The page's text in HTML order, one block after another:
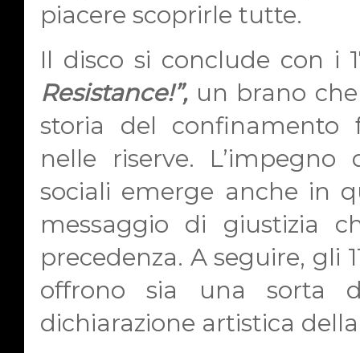
piacere scoprirle tutte.
Il disco si conclude con i
Resistance!”,un brano che
storia del confinamento
nelle riserve.
sociali emerge anche in
messaggio di giustizia
precedenza. A seguire, gli
offrono sia una sorta
dichiarazione artistica